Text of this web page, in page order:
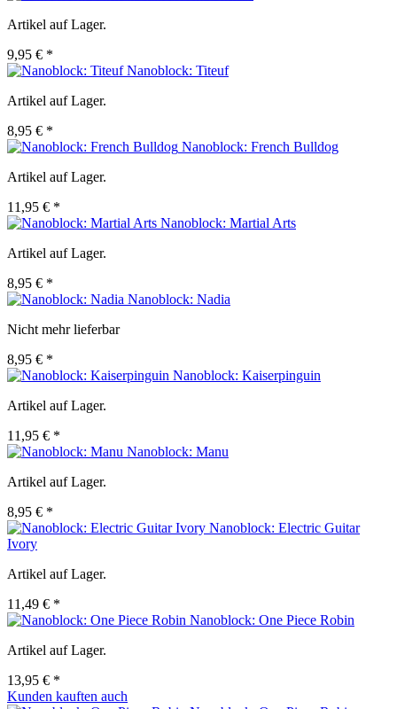
Artikel auf Lager.
9,95 € *
Nanoblock: Titeuf
Artikel auf Lager.
8,95 € *
Nanoblock: French Bulldog
Artikel auf Lager.
11,95 € *
Nanoblock: Martial Arts
Artikel auf Lager.
8,95 € *
Nanoblock: Nadia
Nicht mehr lieferbar
8,95 € *
Nanoblock: Kaiserpinguin
Artikel auf Lager.
11,95 € *
Nanoblock: Manu
Artikel auf Lager.
8,95 € *
Nanoblock: Electric Guitar
Ivory
Artikel auf Lager.
11,49 € *
Nanoblock: One Piece Robin
Artikel auf Lager.
13,95 € *
Kunden kauften auch